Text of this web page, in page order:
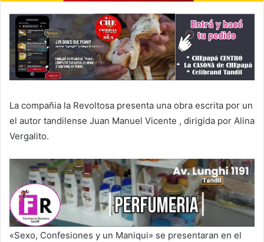
La compañia la Revoltosa presenta una obra escrita por un
el autor tandilense Juan Manuel Vicente , dirigida por Alina
Vergalito.
«Sexo, Confesiones y un Maniqui» se presentaran en el